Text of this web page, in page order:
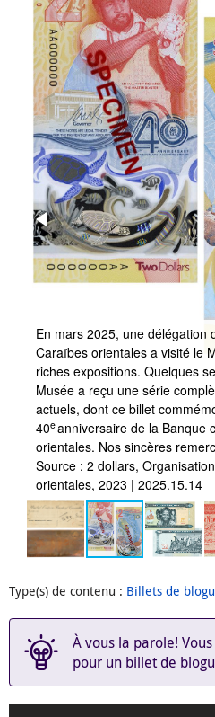
En mars 2025, une délégation
Caraïbes orientales a visité le
riches expositions. Quelques
Musée a reçu une série
actuels, dont ce billet
40eanniversaire de la Banque
orientales. Nos sincères
Source : 2 dollars,
orientales, 2023 | 2025.15.14
Type(s) de contenu : Billets de
À vous la parole!
pour un billet de